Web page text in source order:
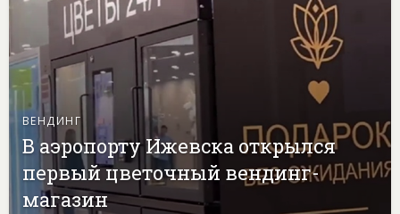
ВЕНДИНГ
В аэропорту Ижевска открылся
первый цветочный вендинг-
магазин